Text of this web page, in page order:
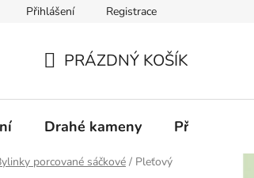
Přihlášení Registrace
KOŠÍK
PRÁZDNÝ KOŠÍK
Drahé kameny
porcované sáčkové / Pleťový